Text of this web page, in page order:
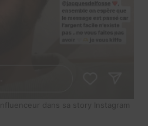
dans sa story Instagram